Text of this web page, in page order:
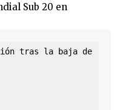
Sub 20 en
tras la baja de